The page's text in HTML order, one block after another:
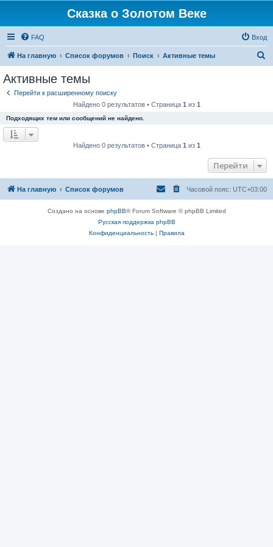
Сказка о Золотом Веке
FAQ Вход
На главную Список форумов Поиск Активные темы
Активные темы
Перейти к расширенному поиску
Найдено 0 результатов • Страница 1 из 1
Подходящих тем или сообщений не найдено.
Найдено 0 результатов • Страница 1 из 1
Перейти
На главную Список форумов Часовой пояс: UTC+03:00
Создано на основе phpBB® Forum Software © phpBB Limited
Русская поддержка phpBB
Конфиденциальность| Правила